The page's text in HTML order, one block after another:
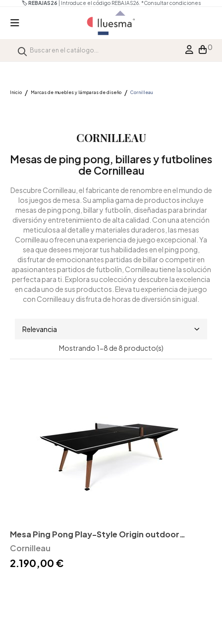
🏷️ REBAJAS26 | Introduce el código REBAJAS26. *Consultar condiciones
0
Inicio Marcas de muebles y lámparas de diseño Cornilleau
CORNILLEAU
Mesas de ping pong, billares y futbolines
de Cornilleau
Descubre Cornilleau, el fabricante de renombre en el mundo de
los juegos de mesa. Su amplia gama de productos incluye
mesas de ping pong, billar y futbolín, diseñadas para brindar
diversión y entretenimiento de alta calidad. Con una atención
meticulosa al detalle y materiales duraderos, las mesas
Cornilleau ofrecen una experiencia de juego excepcional. Ya
sea que desees mejorar tus habilidades en el ping pong,
disfrutar de emocionantes partidas de billar o competir en
apasionantes partidos de futbolín, Cornilleau tiene la solución
perfecta para ti. Explora su colección y descubre la excelencia
en cada uno de sus productos. Eleva tu experiencia de juego
con Cornilleau y disfruta de horas de diversión sin igual.
Relevancia
Mostrando 1-8 de 8 producto(s)
Mesa Ping Pong Play-Style Origin outdoor
Cornilleau
Cornilleau
2.190,00 €